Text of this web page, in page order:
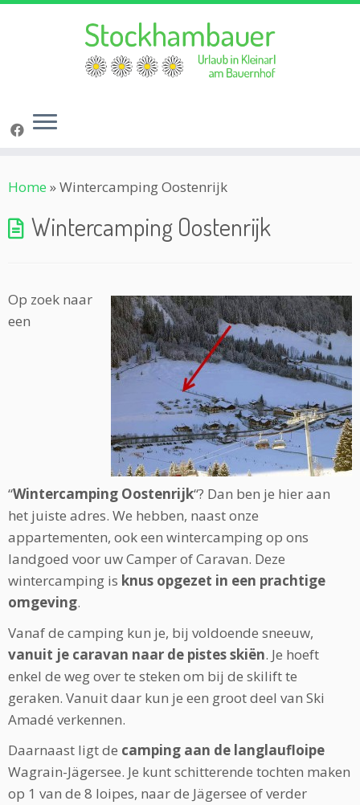
naar
Home »Wintercamping Oostenrijk
Wintercamping Oostenrijk
Op zoek naar
een
“Wintercamping Oostenrijk“? Dan ben je hier aan
het juiste adres. We hebben, naast onze
appartementen, ook een wintercamping op ons
landgoed voor uw Camper of Caravan. Deze
wintercamping is knus opgezet in een prachtige
omgeving.
Vanaf de camping kun je, bij voldoende sneeuw,
vanuit je caravan naar de pistes skiën. Je hoeft
enkel de weg over te steken om bij de skilift te
geraken. Vanuit daar kun je een groot deel van Ski
Amadé verkennen.
Daarnaast ligt de camping aan de langlaufloipe
Wagrain-Jägersee. Je kunt schitterende tochten maken
op 1 van de 8 loipes, naar de Jägersee of verder